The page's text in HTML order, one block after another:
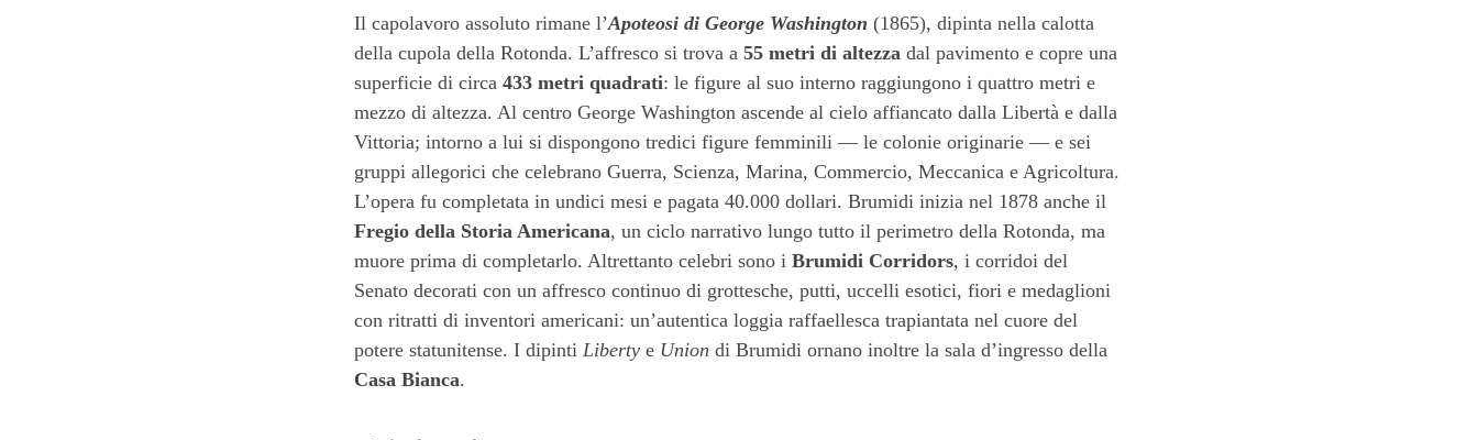
Il capolavoro assoluto rimane l’Apoteosi di George Washington (1865), dipinta nella calotta
della cupola della Rotonda. L’affresco si trova a 55 metri di altezza dal pavimento e copre una
superficie di circa 433 metri quadrati: le figure al suo interno raggiungono i quattro metri e
mezzo di altezza. Al centro George Washington ascende al cielo affiancato dalla Libertà e dalla
Vittoria; intorno a lui si dispongono tredici figure femminili — le colonie originarie — e sei
gruppi allegorici che celebrano Guerra, Scienza, Marina, Commercio, Meccanica e Agricoltura.
L’opera fu completata in undici mesi e pagata 40.000 dollari. Brumidi inizia nel 1878 anche il
Fregio della Storia Americana, un ciclo narrativo lungo tutto il perimetro della Rotonda, ma
muore prima di completarlo. Altrettanto celebri sono i Brumidi Corridors, i corridoi del
Senato decorati con un affresco continuo di grottesche, putti, uccelli esotici, fiori e medaglioni
con ritratti di inventori americani: un’autentica loggia raffaellesca trapiantata nel cuore del
potere statunitense. I dipinti Liberty e Union di Brumidi ornano inoltre la sala d’ingresso della
Casa Bianca.